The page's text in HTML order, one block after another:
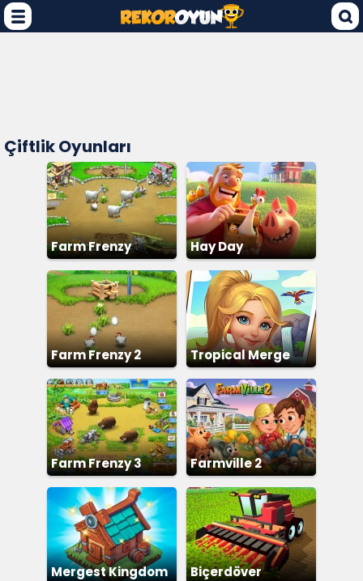
Çiftlik Oyunları
Farm Frenzy Hay Day
Farm Frenzy 2 Tropical Merge
Farm Frenzy 3 Farmville 2
Mergest Kingdom Biçerdöver